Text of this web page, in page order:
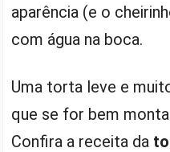
aparência (e o
com água na boca.
Uma torta leve e
que se for bem
Confira a receita da